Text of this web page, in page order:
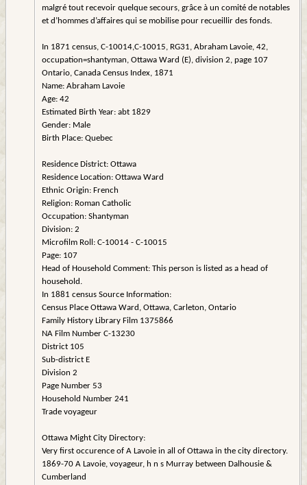
malgré tout recevoir quelque secours, grâce à un comité de notables
et d’hommes d’affaires qui se mobilise pour recueillir des fonds.
In 1871 census, C-10014,C-10015, RG31, Abraham Lavoie, 42,
occupation=shantyman, Ottawa Ward (E), division 2, page 107
Ontario, Canada Census Index, 1871
Name: Abraham Lavoie
Age: 42
Estimated Birth Year: abt 1829
Gender: Male
Birth Place: Quebec
Residence District: Ottawa
Residence Location: Ottawa Ward
Ethnic Origin: French
Religion: Roman Catholic
Occupation: Shantyman
Division: 2
Microfilm Roll: C-10014 - C-10015
Page: 107
Head of Household Comment: This person is listed as a head of
household.
In 1881 census Source Information:
Census Place Ottawa Ward, Ottawa, Carleton, Ontario
Family History Library Film 1375866
NA Film Number C-13230
District 105
Sub-district E
Division 2
Page Number 53
Household Number 241
Trade voyageur
Ottawa Might City Directory:
Very first occurence of A Lavoie in all of Ottawa in the city directory.
1869-70 A Lavoie, voyageur, h n s Murray between Dalhousie &
Cumberland